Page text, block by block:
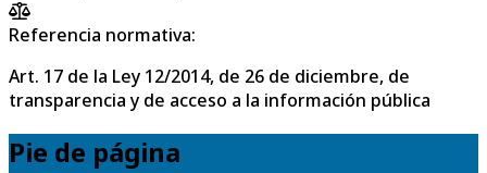
Referencia normativa:
Art. 17 de la Ley 12/2014, de 26 de diciembre, de
transparencia y de acceso a la información pública
Pie de página